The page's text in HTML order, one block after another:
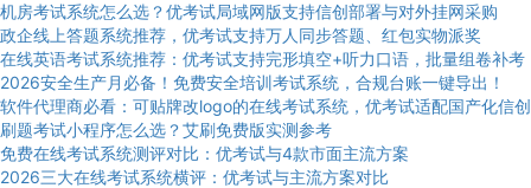
机房考试系统怎么选？优考试局域网版支持信创部署与对外挂网采购
政企线上答题系统推荐，优考试支持万人同步答题、红包实物派奖
在线英语考试系统推荐：优考试支持完形填空+听力口语，批量组卷补考
2026安全生产月必备！免费安全培训考试系统，合规台账一键导出！
软件代理商必看：可贴牌改logo的在线考试系统，优考试适配国产化信创
刷题考试小程序怎么选？艾刷免费版实测参考
免费在线考试系统测评对比：优考试与4款市面主流方案
2026三大在线考试系统横评：优考试与主流方案对比